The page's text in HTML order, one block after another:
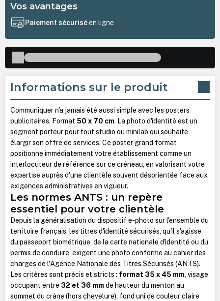
Vos avantages
Paiement sécuriséen ligne
Informations sur le produit
Communiquer n'a jamais été aussi simple avec les posters
publicitaires. Format 50 x 70 cm. La photo d'identité est un
segment porteur pour tout studio ou minilab qui souhaite
élargir son offre de services. Ce poster grand format
positionne immédiatement votre établissement comme un
interlocuteur de référence sur ce créneau, en valorisant votre
expertise auprès d'une clientèle souvent désorientée face aux
exigences administratives en vigueur.
Les normes ANTS : un repère
essentiel pour votre clientèle
Depuis la généralisation du dispositif e-photo sur l'ensemble du
territoire français, les titres d'identité sécurisés, qu'il s'agisse
du passeport biométrique, de la carte nationale d'identité ou du
permis de conduire, exigent une photo conforme au cahier des
charges de l'Agence Nationale des Titres Sécurisés (ANTS).
Les critères sont précis et stricts : format 35 x 45 mm, visage
occupant entre 32 et 36 mm de hauteur du menton au
sommet du crâne (hors chevelure), fond uni de couleur claire